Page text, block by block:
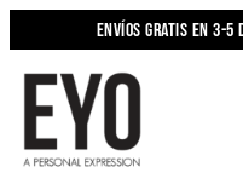
Envíos gratis en 3-